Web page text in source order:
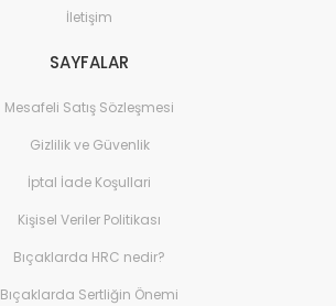
İletişim
SAYFALAR
Mesafeli Satış Sözleşmesi
Gizlilik ve Güvenlik
İptal İade Koşullari
Kişisel Veriler Politikası
Bıçaklarda HRC nedir?
Bıçaklarda Sertliğin Önemi